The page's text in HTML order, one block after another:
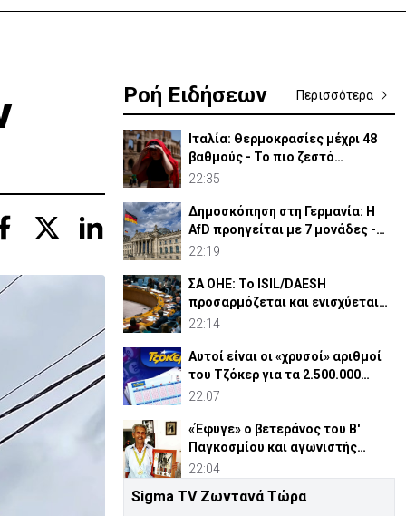
Ροή Ειδήσεων Περισσότερα
Ιταλία: Θερμοκρασίες μέχρι 48
βαθμούς - Το πιο ζεστό
καλοκαίρι των 100 χρόνων
22:35
Δημοσκόπηση στη Γερμανία: Η
AfD προηγείται με 7 μονάδες -
Διεύρυνε τη διαφορά
22:19
ΣΑ ΟΗΕ: Το ISIL/DAESH
προσαρμόζεται και ενισχύεται
στην Αφρική - Πώς απειλεί
22:14
Αυτοί είναι οι «χρυσοί» αριθμοί
του Τζόκερ για τα 2.500.000
ευρώ
22:07
«Έφυγε» ο βετεράνος του Β'
Παγκοσμίου και αγωνιστής
ΕΟΚΑ, Παύλος Μ. Κασάπης
22:04
«Όχι» 9 χωρών σε ισχυρισμό
Sigma TV Ζωντανά Τώρα